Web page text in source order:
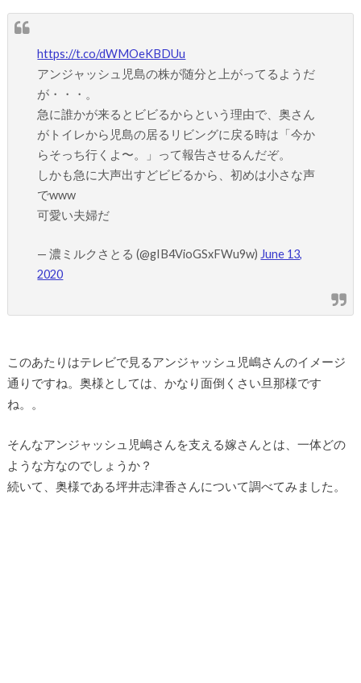
https://t.co/dWMOeKBDUu
アンジャッシュ児島の株が随分と上がってるようだ
が・・・。
急に誰かが来るとビビるからという理由で、奥さん
がトイレから児島の居るリビングに戻る時は「今か
らそっち行くよ〜。」って報告させるんだぞ。
しかも急に大声出すどビビるから、初めは小さな声
でwww
可愛い夫婦だ
— 濃ミルクさとる (@gIB4VioGSxFWu9w) June 13,
2020
このあたりはテレビで見るアンジャッシュ児嶋さんのイメージ
通りですね。奥様としては、かなり面倒くさい旦那様です
ね。。
そんなアンジャッシュ児嶋さんを支える嫁さんとは、一体どの
ような方なのでしょうか？
続いて、奥様である坪井志津香さんについて調べてみました。